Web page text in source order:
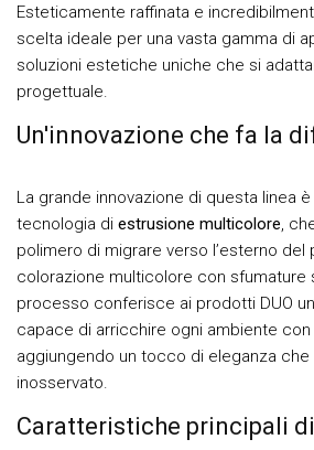
Esteticamente raffinata e
scelta ideale per una vasta gamma di
soluzioni estetiche uniche che si
progettuale.
Un'innovazione che fa la
La grande innovazione di questa linea
tecnologia di estrusione multicolore,
polimero di migrare verso l’esterno del
colorazione multicolore con sfumature
processo conferisce ai prodotti DUO
capace di arricchire ogni ambiente con
aggiungendo un tocco di eleganza che
inosservato.
Caratteristiche principali di